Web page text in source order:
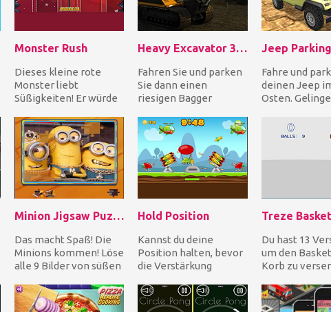
Monster Rush
Dieses kleine rote
Monster liebt
Süßigkeiten! Er würde
kriegen! Hilf ihm, sich...
Heavy Excavator 3D Parking
Fahren Sie und parken
Sie dann einen
riesigen Bagger
sind enorme
Fahrzeuge und...
Jeep Parking
Fahre und
deinen Jeep
Osten.
fahren und an
Minion Jigsaw Puzzle
Das macht Spaß! Die
Minions kommen! Löse
alle 9 Bilder von süßen
möglichen lustige...
Hold Position
Kannst du deine
Position halten, bevor
die Verstärkung
Angriffe der Luftstrei...
Treze Basket
Du hast 13
um den
Korb zu
Wurfkraft,
Pos...